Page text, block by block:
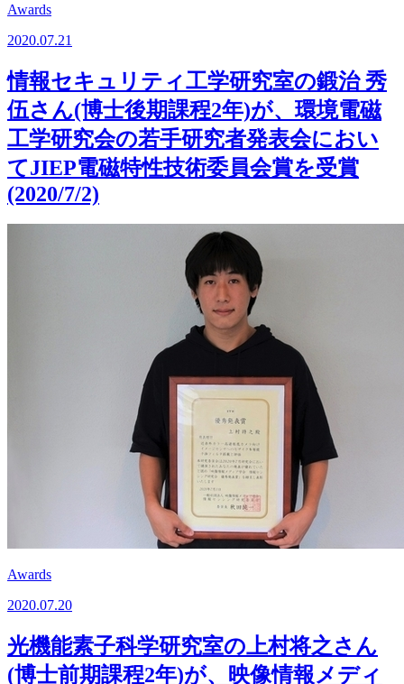
Awards
2020.07.21
情報セキュリティ工学研究室の鍛治 秀
伍さん(博士後期課程2年)が、環境電磁
工学研究会の若手研究者発表会におい
てJIEP電磁特性技術委員会賞を受賞
(2020/7/2)
Awards
2020.07.20
光機能素子科学研究室の上村将之さん
(博士前期課程2年)が、映像情報メディ